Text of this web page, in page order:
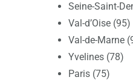
Seine-Saint-
Val-d’Oise (95)
Val-de-Marne
Yvelines (78)
Paris (75)